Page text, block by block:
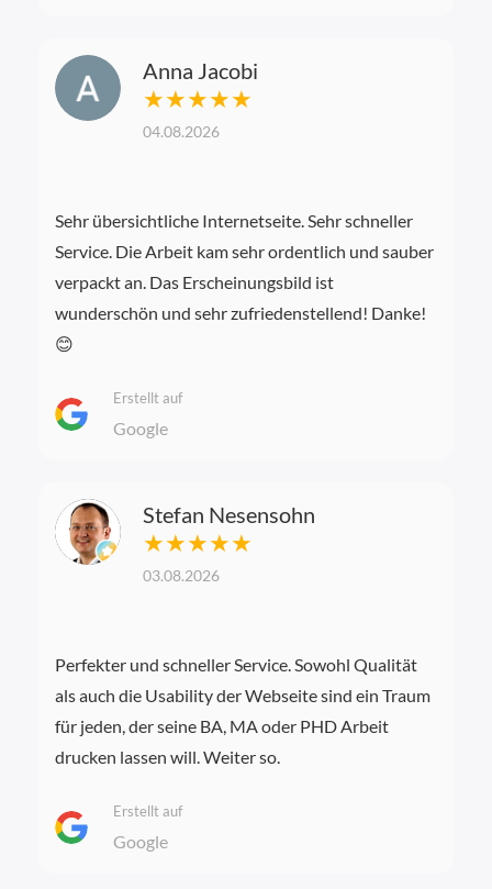
Anna Jacobi
★★★★★
04.08.2026
Sehr übersichtliche Internetseite. Sehr schneller
Service. Die Arbeit kam sehr ordentlich und sauber
verpackt an. Das Erscheinungsbild ist
wunderschön und sehr zufriedenstellend! Danke!
😊
Erstellt auf
Google
Stefan Nesensohn
★★★★★
03.08.2026
Perfekter und schneller Service. Sowohl Qualität
als auch die Usability der Webseite sind ein Traum
für jeden, der seine BA, MA oder PHD Arbeit
drucken lassen will. Weiter so.
Erstellt auf
Google